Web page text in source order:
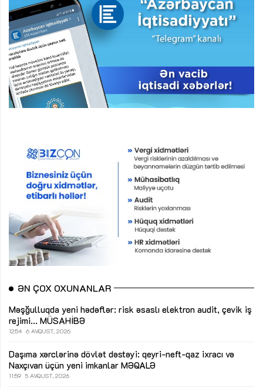
ƏN ÇOX OXUNANLAR
Məşğulluqda yeni hədəflər: risk əsaslı elektron audit, çevik iş
rejimi... MÜSAHİBƏ
12:54 6 AVQUST, 2026
Daşıma xərclərinə dövlət dəstəyi: qeyri-neft-qaz ixracı və
Naxçıvan üçün yeni imkanlar MƏQALƏ
11:59 5 AVQUST, 2026